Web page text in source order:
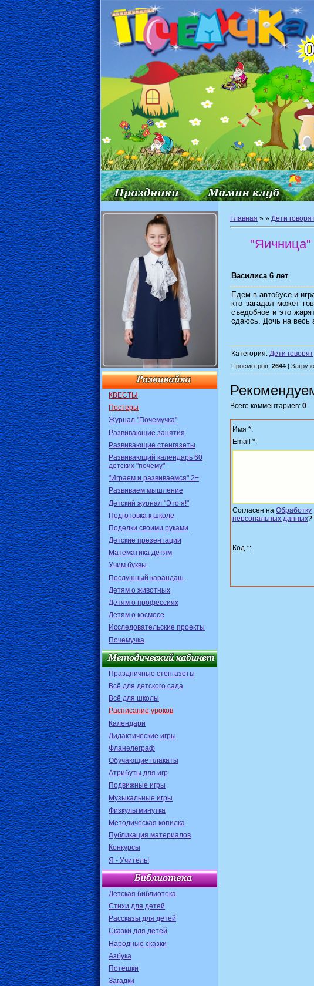
КВЕСТЫ
Постеры
Журнал "Почемучка"
Развивающие занятия
Развивающие стенгазеты
Развивающий календарь 60
детских "почему"
"Играем и развиваемся" 2+
Развиваем мышление
Детский журнал "Это я!"
Подготовка к школе
Поделки своими руками
Детские презентации
Математика детям
Учим буквы
Послушный карандаш
Детям о животных
Детям о профессиях
Детям о космосе
Исследовательские проекты
Почемучка
Праздничные стенгазеты
Всё для детского сада
Всё для школы
Расписание уроков
Календари
Дидактические игры
Фланелеграф
Обучающие плакаты
Атрибуты для игр
Подвижные игры
Музыкальные игры
Физкультминутка
Методическая копилка
Публикация материалов
Конкурсы
Я - Учитель!
Детская библиотека
Стихи для детей
Рассказы для детей
Сказки для детей
Народные сказки
Азбука
Потешки
Загадки
Главная » » Дети
"Яичница"
Василиса 6 лет
Едем в автобусе и
кто загадал может
съедобное и это
сдаюсь. Дочь на
Категория: Дети говорят
Просмотров: 2644 |
Всего комментариев: 0
Имя *:
Email *:
Согласен на Обработку
персональных данных?
Код *: